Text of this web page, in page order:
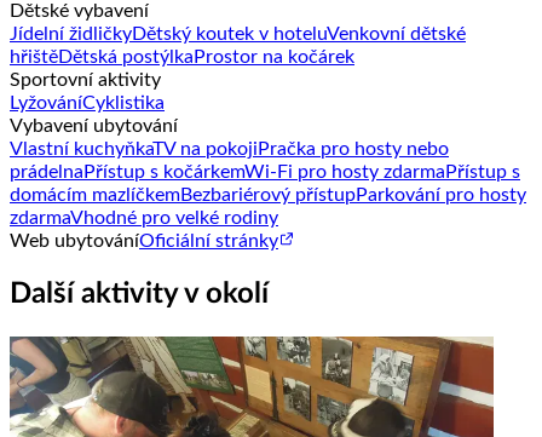
Dětské vybavení
Jídelní židličkyDětský koutek v hoteluVenkovní dětské
hřištěDětská postýlka Prostor na kočárek
Sportovní aktivity
LyžováníCyklistika
Vybavení ubytování
Vlastní kuchyňkaTV na pokoji Pračka pro hosty nebo
prádelna Přístup s kočárkemWi-Fi pro hosty zdarma Přístup s
domácím mazlíčkemBezbariérový přístupParkování pro hosty
zdarmaVhodné pro velké rodiny
Web ubytováníOficiální stránky
Další aktivity v okolí